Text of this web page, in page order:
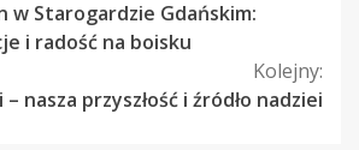
w Starogardzie Gdańskim:
i radość na boisku
Kolejny:
– nasza przyszłość i źródło nadziei